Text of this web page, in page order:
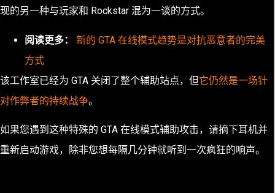
现的另一种与玩家和 Rockstar 混为一谈的方式。
阅读更多：
新的 GTA 在线模式趋势是对抗恶意者的完美
方式
该工作室已经为 GTA 关闭了整个辅助站点，但它仍然是一场针
对作弊者的持续战争。
如果您遇到这种特殊的 GTA 在线模式辅助攻击，请摘下耳机并
重新启动游戏，除非您想每隔几分钟就听到一次疯狂的响声。